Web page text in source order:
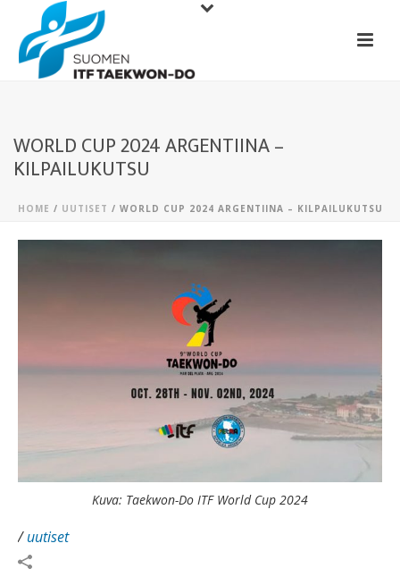
WORLD CUP 2024 ARGENTIINA –
KILPAILUKUTSU
HOME / UUTISET / WORLD CUP 2024 ARGENTIINA – KILPAILUKUTSU
Kuva: Taekwon-Do ITF World Cup 2024
/uutiset